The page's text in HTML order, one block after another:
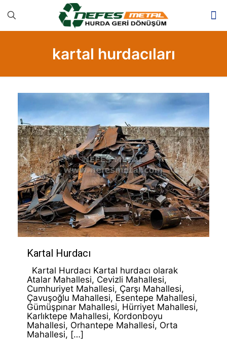
kartal hurdacıları
Kartal Hurdacı
Kartal Hurdacı Kartal hurdacı olarak
Atalar Mahallesi, Cevizli Mahallesi,
Cumhuriyet Mahallesi, Çarşı Mahallesi,
Çavuşoğlu Mahallesi, Esentepe Mahallesi,
Gümüşpınar Mahallesi, Hürriyet Mahallesi,
Karlıktepe Mahallesi, Kordonboyu
Mahallesi, Orhantepe Mahallesi, Orta
Mahallesi, […]